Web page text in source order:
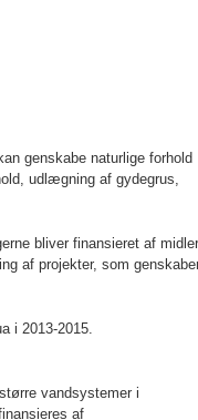
genskabe naturlige forhold
udlægning af gydegrus,
bliver finansieret af midler
af projekter, som
i 2013-2015.
vandsystemer i
af